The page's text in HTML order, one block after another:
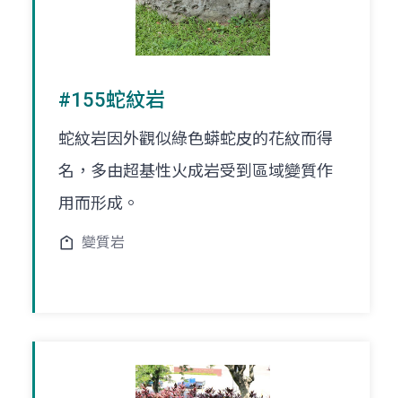
#155蛇紋岩
蛇紋岩因外觀似綠色蟒蛇皮的花紋而得
名，多由超基性火成岩受到區域變質作
用而形成。
變質岩